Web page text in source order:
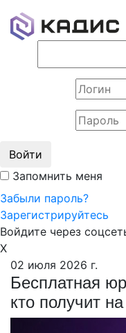
Войти
Запомнить меня
Забыли пароль?
Зарегистрируйтесь
Войдите через
X
02 июля 2026 г.
Бесплатная
кто получит